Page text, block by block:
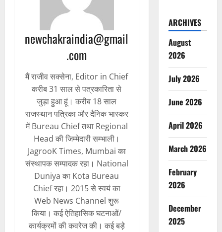
newchakraindia@gmail
.com
मैं राजीव सक्सेना, Editor in Chief
करीब 31 साल से पत्रकारिता से
जुड़ा हुआ हूं। करीब 18 साल
राजस्थान पत्रिका और दैनिक भास्कर
में Bureau Chief तथा Regional
Head की जिम्मेदारी सम्भाली।
JagrooK Times, Mumbai का
संस्थापक सम्पादक रहा। National
Duniya का Kota Bureau
Chief रहा। 2015 से स्वयं का
Web News Channel शुरू
किया। कई ऐतिहासिक घटनाओं/
कार्यक्रमों की कवरेज की। कई बड़े
ARCHIVES
August
2026
July 2026
June 2026
April 2026
March 2026
February
2026
December
2025